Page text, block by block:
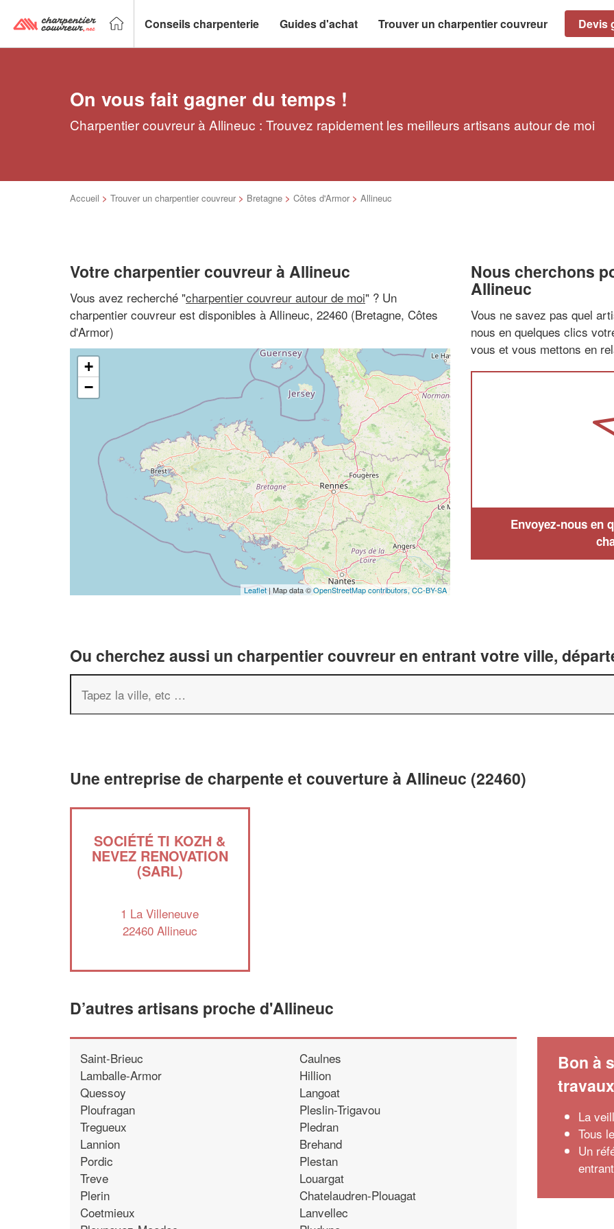
Conseils charpenterie Guides d'achat Trouver un charpentier couvreur Devis
On vous fait gagner du temps !
Charpentier couvreur à Allineuc : Trouvez rapidement les meilleurs artisans autour de moi
Accueil > Trouver un charpentier couvreur > Bretagne > Côtes d'Armor > Allineuc
Votre charpentier couvreur à Allineuc
Vous avez recherché "charpentier couvreur autour de moi" ? Un
charpentier couvreur est disponibles à Allineuc, 22460 (Bretagne, Côtes
d'Armor)
+
−
Leaflet | Map data ©OpenStreetMap contributors, CC-BY-SA
Nous cherchons
Allineuc
Vous ne savez pas quel
nous en quelques clics
vous et vous mettons en
Envoyez-nous en
Ou cherchez aussi un charpentier couvreur en entrant votre ville,
Une entreprise de charpente et couverture à Allineuc (22460)
SOCIÉTÉ TI KOZH &
NEVEZ RENOVATION
(SARL)
1 La Villeneuve
22460 Allineuc
D’autres artisans proche d'Allineuc
Saint-Brieuc
Lamballe-Armor
Quessoy
Ploufragan
Tregueux
Lannion
Pordic
Treve
Plerin
Coetmieux
Caulnes
Hillion
Langoat
Pleslin-Trigavou
Pledran
Brehand
Plestan
Louargat
Chatelaudren-Plouagat
Lanvellec
Bon à
travaux
La
Tous
Un